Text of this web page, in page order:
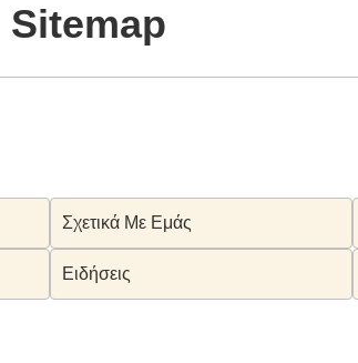
Sitemap
Σχετικά Με Εμάς
Ειδήσεις